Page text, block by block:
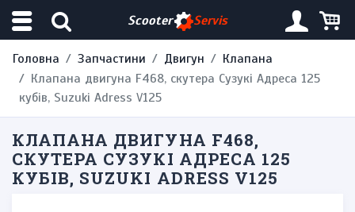
Scooter Servis
Головна Запчастини Двигун
Клапана
Клапана двигуна F468, скутера Сузукі Адреса 125
кубів, Suzuki Adress V125
КЛАПАНА ДВИГУНА F468,
СКУТЕРА СУЗУКІ АДРЕСА 125
КУБІВ, SUZUKI ADRESS V125